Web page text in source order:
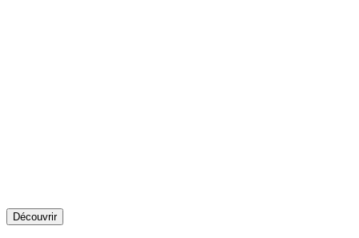
Découvrir